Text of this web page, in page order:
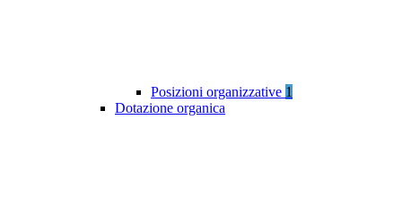
Posizioni organizzative 1
Dotazione organica